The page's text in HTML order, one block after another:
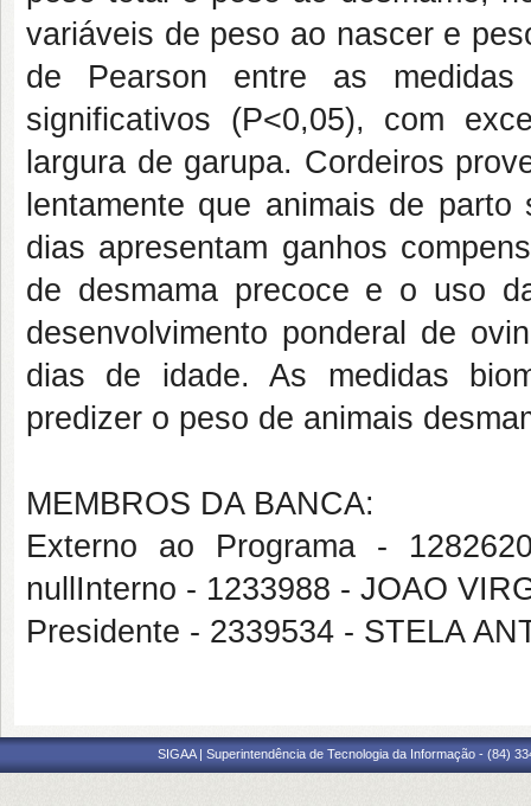
variáveis de peso ao nascer e
de Pearson entre as
significativos (P<0,05), com
largura de garupa. Cordeiros
lentamente que animais de
dias apresentam ganhos
de desmama precoce e o uso
desenvolvimento ponderal de
dias de idade. As medidas
predizer o peso de animais
MEMBROS DA BANCA:
Externo ao Programa -
nullInterno - 1233988 - JOAO
Presidente - 2339534 - STELA
SIGAA | Superintendência de Tecnologia da Informação - (84)